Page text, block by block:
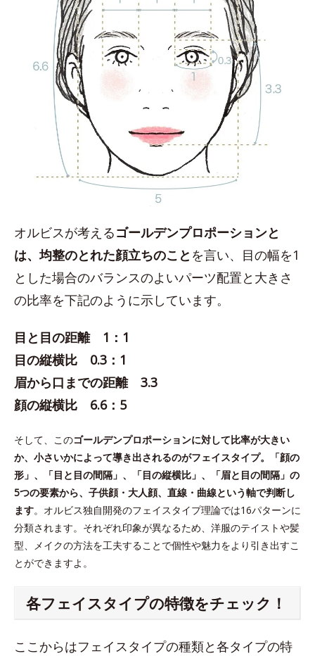
オルビスが考えるゴールデンプロポーションと
は、均整のとれた顔立ちのこと を言い、目の幅を1
とした場合のバランスのよいパーツ配置と大きさ
の比率を下記のように示しています。
目と目の距離 1：1
目の縦横比 0.3：1
眉から口までの距離 3.3
顔の縦横比 6.6：5
そして、このゴールデンプロポーションに対して比率が大きい
か、小さいかによって導き出されるのがフェイスタイプ。「顔の
形」、「目と目の間隔」、「目の縦横比」、「眉と目の間隔」の
5つの要素から、子供顔・大人顔、直線・曲線という軸で判断し
ます。オルビス独自開発のフェイスタイプ理論では16パターンに
分類されます。それぞれ印象が異なるため、洋服のテイストや髪
型、メイクの方法を工夫することで個性や魅力をより引き出すこ
とができますよ。
各フェイスタイプの特徴をチェック！
ここからはフェイスタイプの種類と各タイプの特